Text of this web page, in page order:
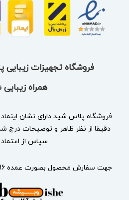
فروشگاه تجهیزات
همراه
فروشگاه پلاس شید دارای نشان اینماد
دقیقا از نظر ظاهر و توضیحات درج
سپاس از
جهت سفارش محصول بصورت عمده 09918011196 تماس بگیرید